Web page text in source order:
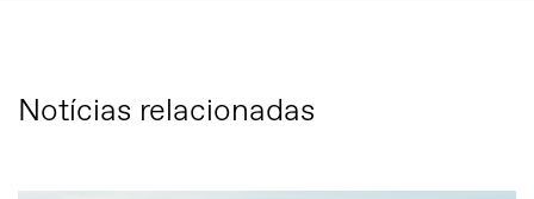
Notícias relacionadas